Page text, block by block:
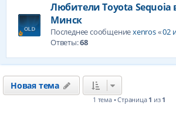
Любители Toyota Sequoia
Минск
Последнее сообщениеxenros«02
Ответы:68
Новая тема
1 тема • Страница 1 из 1